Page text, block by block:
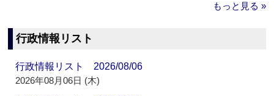
もっと見る »
行政情報リスト
行政情報リスト 2026/08/06
2026年08月06日 (木)